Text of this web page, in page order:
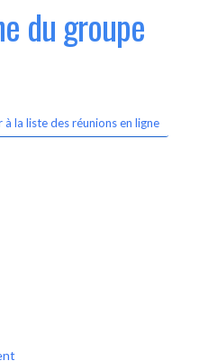
du groupe
à la liste des réunions en ligne